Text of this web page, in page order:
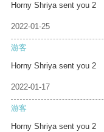
Horny Shriya sent you 2
2022-01-25
游客
Horny Shriya sent you 2
2022-01-17
游客
Horny Shriya sent you 2